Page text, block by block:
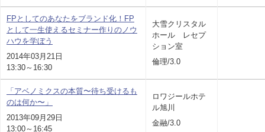
FPとしてのあなたをブランド化！FP
として一生使えるセミナー作りのノウ
ハウを学ぼう
2014年03月21日
13:30～16:30
大雪クリスタル
ホール レセプ
ション室
倫理/3.0
「アベノミクスの本質〜待ち受けるも
のは何か〜」
2013年09月29日
13:00～16:45
ロワジールホテ
ル旭川
金融/3.0